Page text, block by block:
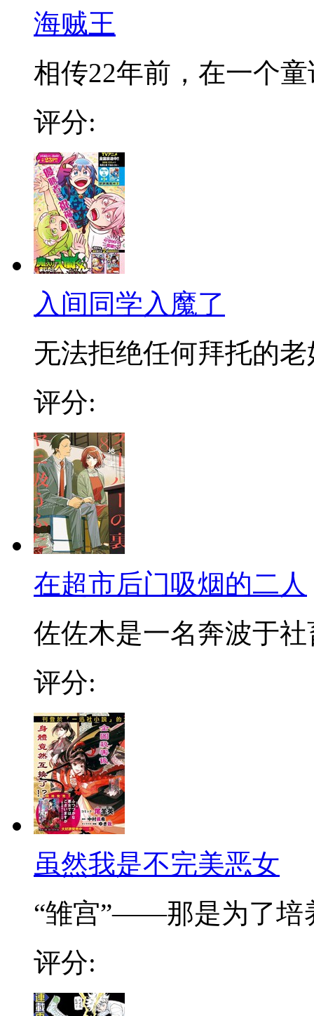
海贼王
相传22年前，在一个
评分:
入间同学入魔了
无法拒绝任何拜托的老
评分:
在超市后门吸烟的二人
佐佐木是一名奔波于社
评分:
虽然我是不完美恶女
“雏宫”——那是为了培
评分: